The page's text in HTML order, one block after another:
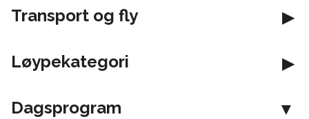
Transport og fly
Løypekategori
Dagsprogram